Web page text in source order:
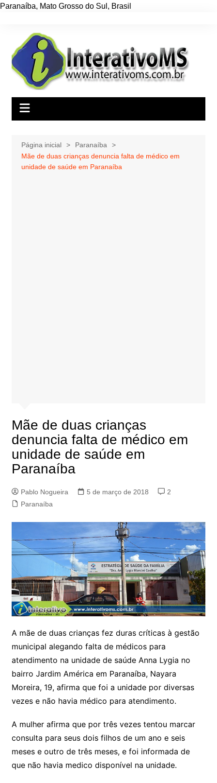
Paranaíba, Mato Grosso do Sul , Brasil
conteúdo
Página inicial
Paranaíba
Mãe de duas crianças denuncia falta de médico em
unidade de saúde em Paranaíba
Mãe de duas crianças
denuncia falta de médico em
unidade de saúde em
Paranaíba
Pablo Nogueira 5 de março de 2018
2
Paranaíba
A mãe de duas crianças fez duras críticas à gestão
municipal alegando falta de médicos para
atendimento na unidade de saúde Anna Lygia no
bairro Jardim América em Paranaíba, Nayara
Moreira, 19, afirma que foi a unidade por diversas
vezes e não havia médico para atendimento.
A mulher afirma que por três vezes tentou marcar
consulta para seus dois filhos de um ano e seis
meses e outro de três meses, e foi informada de
que não havia medico disponível na unidade.